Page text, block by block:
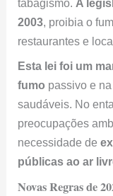
tabagismo. A
2003, proibia o
restaurantes e
Esta lei foi um
fumo passivo e
saudáveis. No
preocupações
necessidade de
públicas ao ar
Novas Regras de